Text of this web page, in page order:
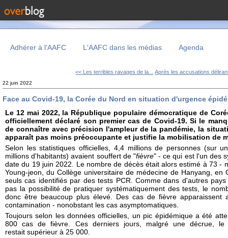
Adhérer à l'AAFC L'AAFC dans les médias Agenda
<< Les terribles ravages de la... Après les accusations
22 juin 2022
Face au Covid-19, la Corée du Nord en situation d'urgence
Le 12 mai 2022, la République populaire démocratique de
officiellement déclaré son premier cas de Covid-19. Si le
de connaître avec précision l'ampleur de la pandémie, la
apparaît pas moins préoccupante et justifie la mobilisation de
Selon les statistiques officielles, 4,4 millions de personnes (sur
millions d'habitants) avaient souffert de "fièvre" - ce qui est l'un des
date du 19 juin 2022. Le nombre de décès était alors estimé à 73 -
Young-jeon, du Collège universitaire de médecine de Hanyang, en
seuls cas identifiés par des tests PCR. Comme dans d'autres
pas la possibilité de pratiquer systématiquement des tests, le
donc être beaucoup plus élevé. Des cas de fièvre apparaissent
contamination - nonobstant les cas asymptomatiques.
Toujours selon les données officielles, un pic épidémique a été
800 cas de fièvre. Ces derniers jours, malgré une décrue, le
restait supérieur à 25 000.